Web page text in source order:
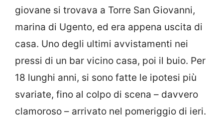
giovane si trovava a Torre San Giovanni,
marina di Ugento, ed era appena uscita di
casa. Uno degli ultimi avvistamenti nei
pressi di un bar vicino casa, poi il buio. Per
18 lunghi anni, si sono fatte le ipotesi più
svariate, fino al colpo di scena – davvero
clamoroso – arrivato nel pomeriggio di ieri.